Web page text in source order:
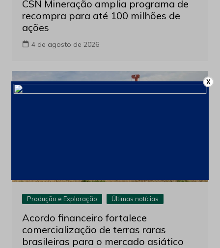
CSN Mineração amplia programa de
recompra para até 100 milhões de
ações
4 de agosto de 2026
Produção e Exploração Últimas notícias
Acordo financeiro fortalece
comercialização de terras raras
brasileiras para o mercado asiático
X